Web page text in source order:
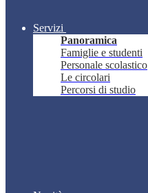
Servizi
Panoramica
Famiglie e studenti
Personale scolastico
Le circolari
Percorsi di studio